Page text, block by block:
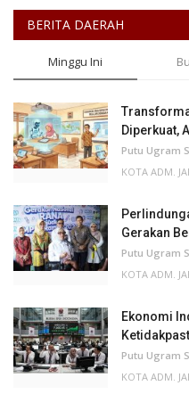
BERITA DAERAH
Minggu Ini
Diperkuat,
Putu Ugram
KOTA ADM.
Gerakan
Putu Ugram
KOTA ADM.
Ekonomi
Putu Ugram
KOTA ADM.